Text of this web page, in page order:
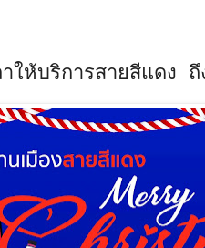
ให้บริการสายสีแดง